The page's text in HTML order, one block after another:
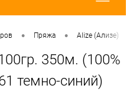
• Пряжа • Alize (Ализе)
350м. (100%
темно-синий)